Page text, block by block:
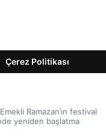
Çerez Politikası
Ramazan’ın festival
yeniden başlatma